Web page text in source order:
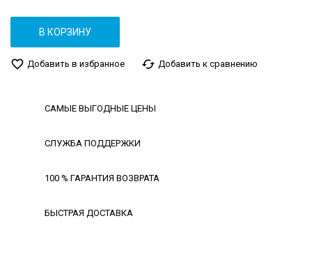
В КОРЗИНУ
favorite_border Добавить в избранное cached Добавить к сравнению
САМЫЕ ВЫГОДНЫЕ ЦЕНЫ
СЛУЖБА ПОДДЕРЖКИ
100 % ГАРАНТИЯ ВОЗВРАТА
БЫСТРАЯ ДОСТАВКА